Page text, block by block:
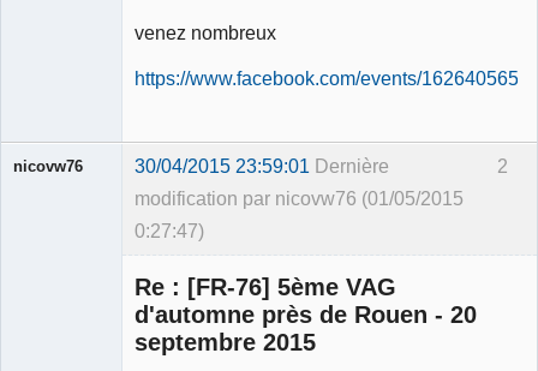
venez nombreux
https://www.facebook.com/events/
2
nicovw76 30/04/2015 23:59:01 Dernière
modification par nicovw76 (01/05/2015
0:27:47)
Re : [FR-76] 5ème VAG
d'automne près de Rouen - 20
septembre 2015